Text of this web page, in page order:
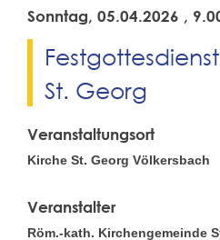
Sonntag, 05.04.2026 ,
St. Georg
Veranstaltungsort
Kirche St. Georg Völkersbach
Veranstalter
Röm.-kath. Kirchengemeinde